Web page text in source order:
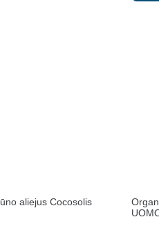
aliejus Cocosolis